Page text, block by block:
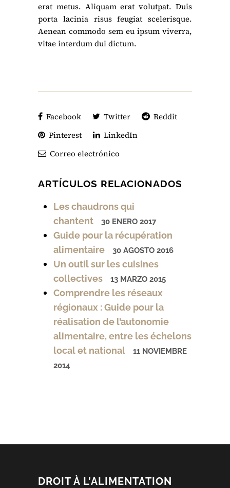
erat metus. Aliquam erat volutpat. Duis
porta lacinia risus feugiat scelerisque.
Aenean commodo sem eu ipsum viverra,
vitae interdum dui dictum.
Facebook Twitter
Reddit
Pinterest
LinkedIn
Correo electrónico
ARTÍCULOS RELACIONADOS
Les chaudrons qui
chantent
30 ENERO 2017
Guide pour la récupération
alimentaire
30 AGOSTO 2016
Un outil sur les cuisines
collectives
13 MARZO 2015
Comprendre les réseaux
régionaux : Guide pour la
réalisation de l’autonomie
alimentaire, entre les échelons
local et national
11 NOVIEMBRE
2014
DROIT À L’ALIMENTATION